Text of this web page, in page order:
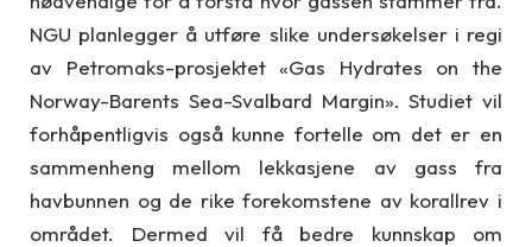
NGU planlegger å utføre slike undersøkelser i regi
av Petromaks-prosjektet «Gas Hydrates on the
Norway-Barents Sea-Svalbard Margin». Studiet vil
forhåpentligvis også kunne fortelle om det er en
sammenheng mellom lekkasjene av gass fra
havbunnen og de rike forekomstene av korallrev i
området. Dermed vil få bedre kunnskap om